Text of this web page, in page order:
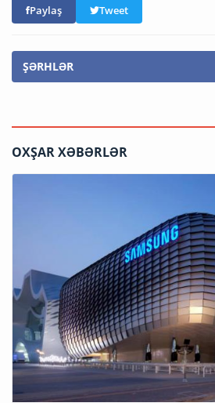
Paylaş Tweet
ŞƏRHLƏR
OXŞAR XƏBƏRLƏR